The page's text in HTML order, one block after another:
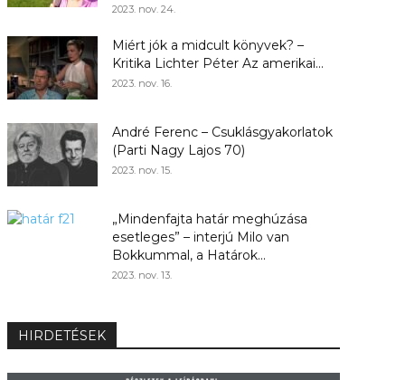
2023. nov. 24.
Miért jók a midcult könyvek? –
Kritika Lichter Péter Az amerikai...
2023. nov. 16.
André Ferenc – Csuklásgyakorlatok
(Parti Nagy Lajos 70)
2023. nov. 15.
„Mindenfajta határ meghúzása
esetleges” – interjú Milo van
Bokkummal, a Határok...
2023. nov. 13.
HIRDETÉSEK